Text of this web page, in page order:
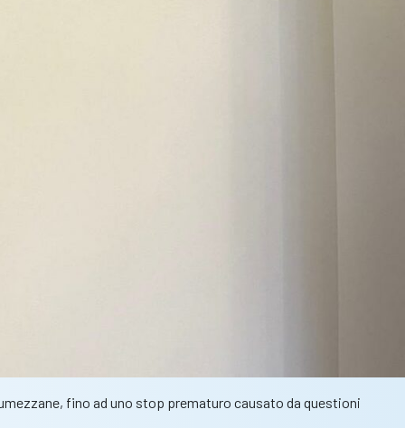
fino ad uno stop prematuro causato da questioni